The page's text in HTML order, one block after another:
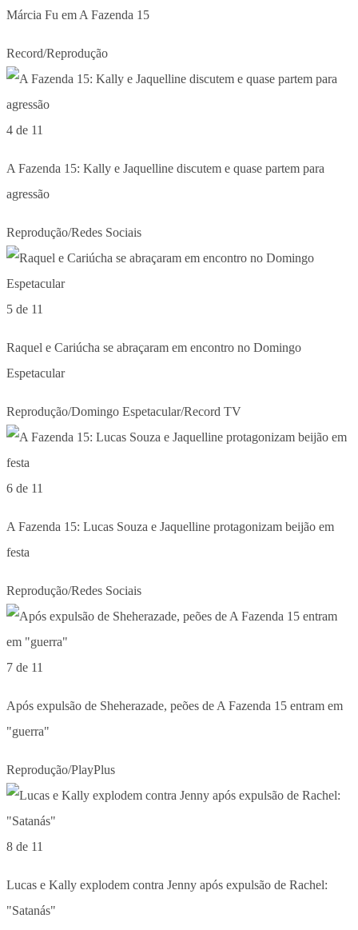
Márcia Fu em A Fazenda 15
Record/Reprodução
4 de 11
A Fazenda 15: Kally e Jaquelline discutem e quase partem para
agressão
Reprodução/Redes Sociais
5 de 11
Raquel e Cariúcha se abraçaram em encontro no Domingo
Espetacular
Reprodução/Domingo Espetacular/Record TV
6 de 11
A Fazenda 15: Lucas Souza e Jaquelline protagonizam beijão em
festa
Reprodução/Redes Sociais
7 de 11
Após expulsão de Sheherazade, peões de A Fazenda 15 entram em
"guerra"
Reprodução/PlayPlus
8 de 11
Lucas e Kally explodem contra Jenny após expulsão de Rachel:
"Satanás"